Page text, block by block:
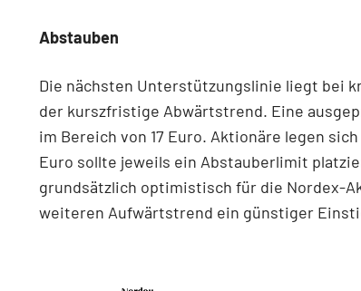
Abstauben
Die nächsten Unterstützungslinie liegt bei
der kurszfristige Abwärtstrend. Eine
im Bereich von 17 Euro. Aktionäre legen
Euro sollte jeweils ein Abstauberlimit
grundsätzlich optimistisch für die Nordex-
weiteren Aufwärtstrend ein günstiger